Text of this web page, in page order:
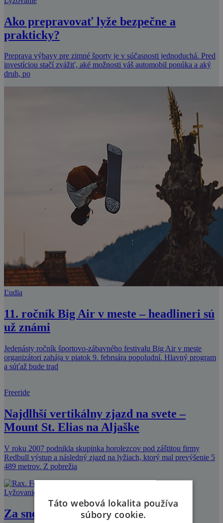
Ako prepravovať lyže bezpečne a
prakticky?
Preprava výbavy pre zimné športy je v súčasnosti jednoduchá. Pred
investíciou stačí zvážiť, aké možnosti váš automobil ponúka a aký
druh, po
Ľudia
11. ročník Big Air v meste – headlineri sú
už známi
Jedenásty ročník športovo-zábavného festivalu Big Air v meste
organizátori zahája v piatok 9. februára popoludní. Hlavný program
a súťaž bude trad
Freeride
Najdlhší vertikálny zjazd na svete –
Mount St. Elias na Aljaške
V roku 2007 podnikla skupinka horolezcov pod záštitou firmy
Redbull výstup a následný zjazd na lyžiach, ktorý mal prevýšenie 5
489 metrov. Z pobrežia
Lyžovanie
Za snehom a zimou z Bratislavy
Táto webová lokalita používa
súbory cookie.